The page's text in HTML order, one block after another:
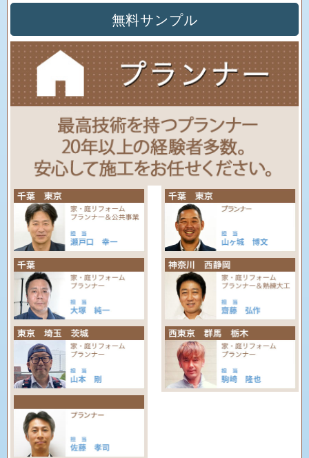
無料サンプル